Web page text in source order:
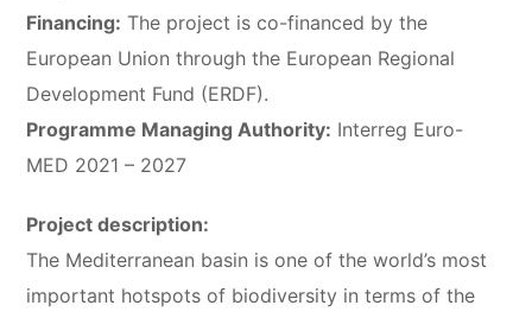
Financing: The project is co-financed by the
European Union through the European Regional
Development Fund (ERDF).
Programme Managing Authority: Interreg Euro-
MED 2021 – 2027
Project description:
The Mediterranean basin is one of the world’s most
important hotspots of biodiversity in terms of the